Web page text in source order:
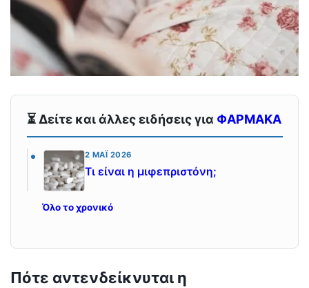
⏳ Δείτε και άλλες ειδήσεις για ΦΑΡΜΑΚΑ
2 ΜΆΙ 2026
Τι είναι η μιφεπριστόνη;
Όλο το χρονικό
Πότε αντενδείκνυται η